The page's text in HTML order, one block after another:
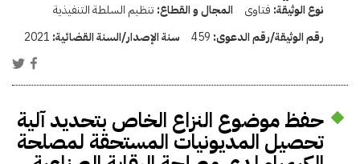
نوع الوثيقة: فتاوى المجال و القطاع: تنظيم السلطة التنفيذية
رقم الوثيقة/رقم الدعوى: 459 سنة الإصدار/السنة القضائية: 2021
حفظ موضوع النزاع الخاص بتحديد آلية
تحصيل المديونيات المستحقة لمصلحة